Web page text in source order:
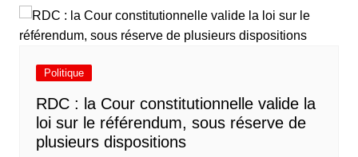
Politique
RDC : la Cour constitutionnelle valide la
loi sur le référendum, sous réserve de
plusieurs dispositions